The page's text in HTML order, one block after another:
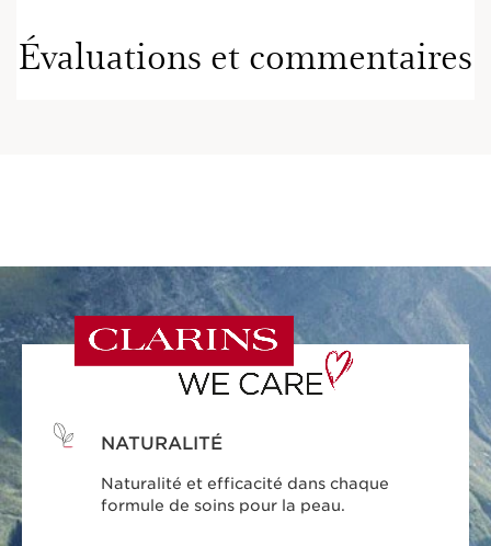
Évaluations et commentaires
NATURALITÉ
Naturalité et efficacité dans chaque
formule de soins pour la peau.